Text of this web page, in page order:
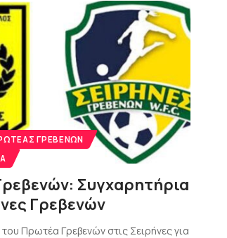
ΓΡΕΒΕΝΏΝ
Συγχαρητήρια
Γρεβενών
Πρωτέα Γρεβενών στις Σειρήνες για